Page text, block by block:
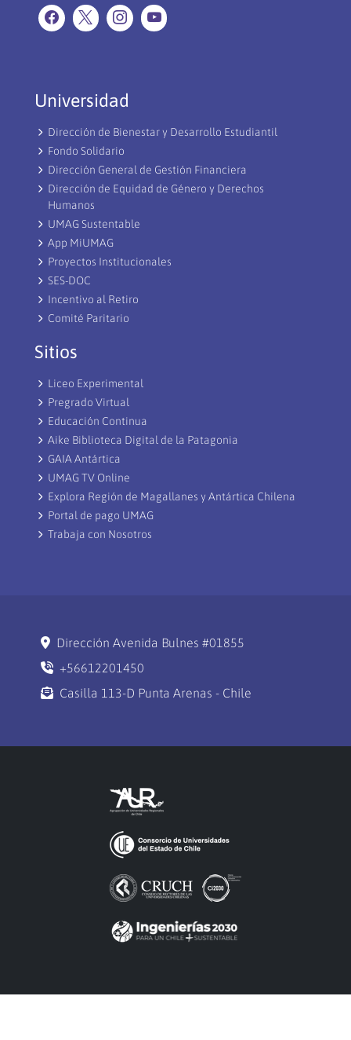
Universidad
Dirección de Bienestar y Desarrollo Estudiantil
Fondo Solidario
Dirección General de Gestión Financiera
Dirección de Equidad de Género y Derechos
Humanos
UMAG Sustentable
App MiUMAG
Proyectos Institucionales
SES-DOC
Incentivo al Retiro
Comité Paritario
Sitios
Liceo Experimental
Pregrado Virtual
Educación Continua
Aike Biblioteca Digital de la Patagonia
GAIA Antártica
UMAG TV Online
Explora Región de Magallanes y Antártica Chilena
Portal de pago UMAG
Trabaja con Nosotros
Dirección Avenida Bulnes #01855
+56612201450
Casilla 113-D Punta Arenas - Chile